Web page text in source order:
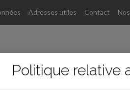
Adresses utiles Contact
Politique relative